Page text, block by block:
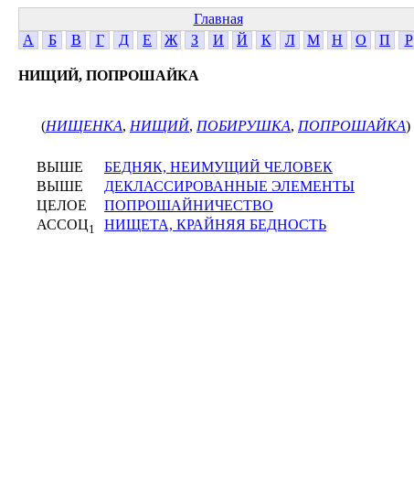
Главная
А
Б В Г Д Е Ж З И Й К Л М Н О П Р
НИЩИЙ, ПОПРОШАЙКА
(НИЩЕНКА, НИЩИЙ, ПОБИРУШКА, ПОПРОШАЙКА)
ВЫШЕ
БЕДНЯК, НЕИМУЩИЙ ЧЕЛОВЕК
ВЫШЕ
ДЕКЛАССИРОВАННЫЕ ЭЛЕМЕНТЫ
ЦЕЛОЕ
ПОПРОШАЙНИЧЕСТВО
АССОЦ1 НИЩЕТА, КРАЙНЯЯ БЕДНОСТЬ